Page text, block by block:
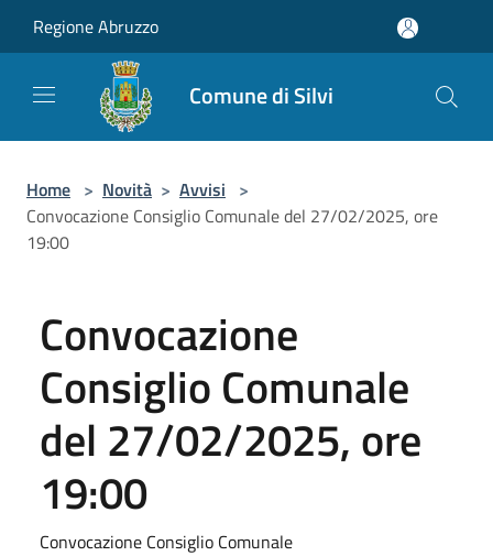
Regione Abruzzo
Comune di Silvi
Home > Novità > Avvisi >
Convocazione Consiglio Comunale del 27/02/2025, ore
19:00
Convocazione
Consiglio Comunale
del 27/02/2025, ore
19:00
Convocazione Consiglio Comunale